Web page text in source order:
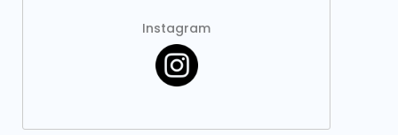
Instagram